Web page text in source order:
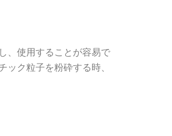
、使用することが容易で
ク粒子を粉砕する時、